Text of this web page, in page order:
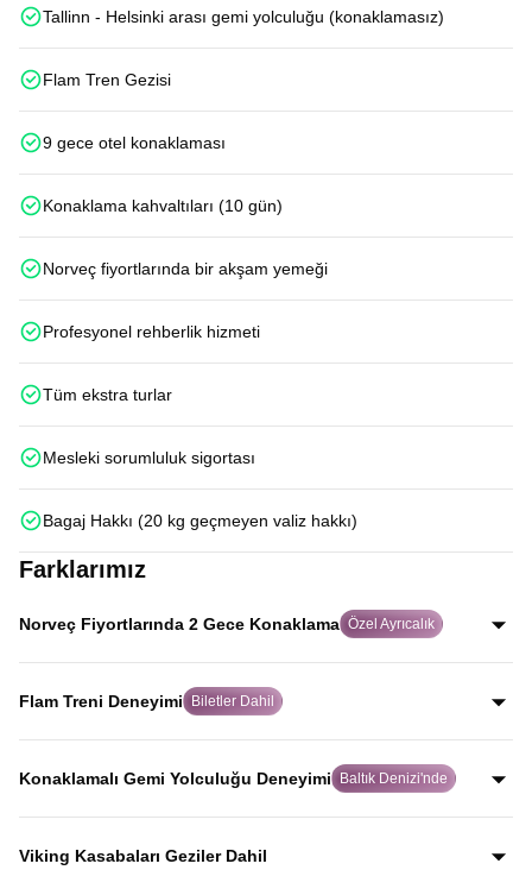
Tallinn - Helsinki arası gemi yolculuğu (konaklamasız)
Flam Tren Gezisi
9 gece otel konaklaması
Konaklama kahvaltıları (10 gün)
Norveç fiyortlarında bir akşam yemeği
Profesyonel rehberlik hizmeti
Tüm ekstra turlar
Mesleki sorumluluk sigortası
Bagaj Hakkı (20 kg geçmeyen valiz hakkı)
Farklarımız
Norveç Fiyortlarında 2 Gece Konaklama Özel Ayrıcalık
Birçok turda fiyortlar sadece uzaktan görülürken, Avrupa
Rüyası’nda Norveç fiyortlarını yakından keşfeder ve
Hardanger Fiyordu kıyısındaki Ulvik’te 2 gece
Flam Treni Deneyimi Biletler Dahil
Dünyanın en ünlü tren yolculuklarından biri olan Flåm
Treni için biletleri misafirlerimiz adına alıyor, bu eşsiz
deneyimi hiçbir zahmete girmeden yaşamalarını
Konaklamalı Gemi Yolculuğu Deneyimi Baltık Denizi'nde
Baltık Denizi’nde binlerce adanın arasından ilerleyen
cruise gemisinde, 2 kişilik kamaralarda konaklayarak
Viking Kasabaları Geziler Dahil